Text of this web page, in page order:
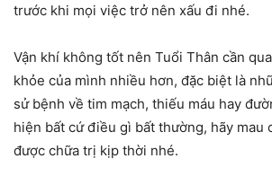
trước khi mọi việc trở nên xấu đi nhé.
Vận khí không tốt nên Tuổi Thân cần
khỏe của mình nhiều hơn, đặc biệt là
sử bệnh về tim mạch, thiếu máu hay
hiện bất cứ điều gì bất thường, hãy mau
được chữa trị kịp thời nhé.